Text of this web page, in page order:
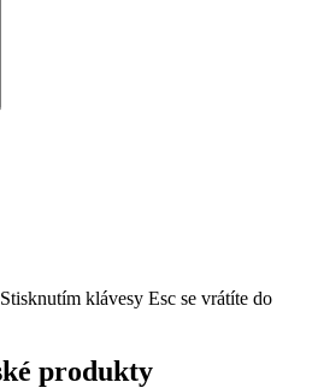
klávesy Esc se vrátíte do
produkty